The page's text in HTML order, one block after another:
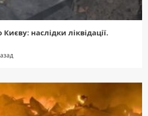
наслідки ліквідації.